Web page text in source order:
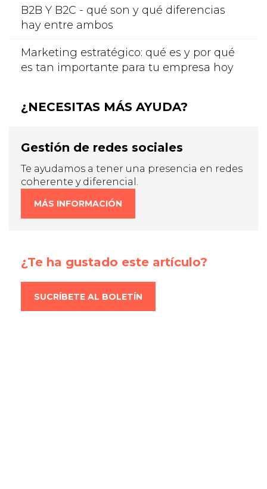
B2B Y B2C - qué son y qué diferencias
hay entre ambos
Marketing estratégico: qué es y por qué
es tan importante para tu empresa hoy
¿NECESITAS MÁS AYUDA?
Gestión de redes sociales
Te ayudamos a tener una presencia en redes
coherente y diferencial.
MÁS INFORMACIÓN
¿Te ha gustado este artículo?
SUCRÍBETE AL BOLETÍN